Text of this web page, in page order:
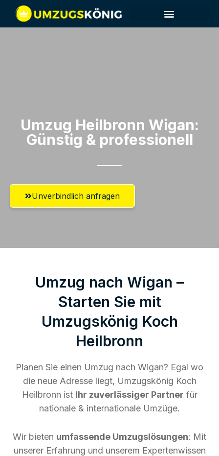
Umzug Heilbronn​ Wigan:
Günstig & professionell​
Unverbindlich anfragen
Umzug nach Wigan –
Starten Sie mit
Umzugskönig Koch
Heilbronn
Planen Sie einen Umzug nach Wigan? Egal wo
die neue Adresse liegt, Umzugskönig Koch
Heilbronn ist Ihr zuverlässiger Partner für
nationale & internationale Umzüge.
Wir bieten umfassende Umzugslösungen: Mit
unserer Erfahrung und unserem Expertenwissen